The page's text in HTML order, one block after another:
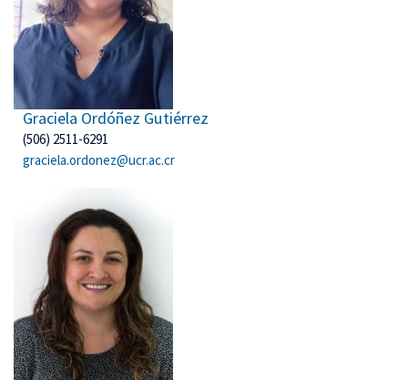
Graciela Ordóñez Gutiérrez
(506) 2511-6291
graciela.ordonez@ucr.ac.cr